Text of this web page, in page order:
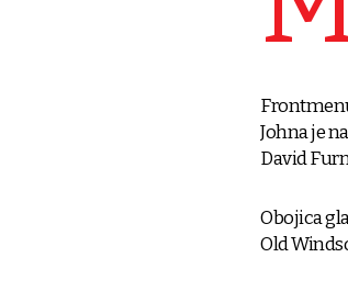
Johna je
David
Obojica
Old